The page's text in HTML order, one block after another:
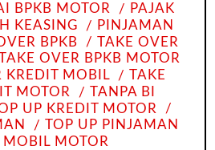
BPKB MOTOR
PAJAK
KEASING
PINJAMAN
BPKB
TAKE OVER
TAKE OVER BPKB MOTOR
KREDIT MOBIL
TAKE
MOTOR
TANPA BI
UP KREDIT MOTOR
TOP UP PINJAMAN
MOBIL MOTOR